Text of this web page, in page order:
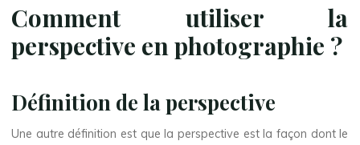
Comment utiliser la
perspective en photographie ?
Définition de la perspective
Une autre définition est que la perspective est la façon dont le